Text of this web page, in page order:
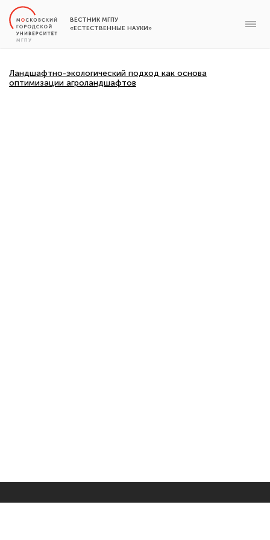
ВЕСТНИК МГПУ
«ЕСТЕСТВЕННЫЕ НАУКИ»
Ландшафтно-экологический подход как основа
оптимизации агроландшафтов